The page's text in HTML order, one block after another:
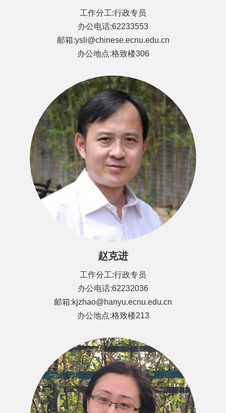
工作分工:行政专员
办公电话:62233553
邮箱:ysli@chinese.ecnu.edu.cn
办公地点:格致楼306
赵克进
工作分工:行政专员
办公电话:62232036
邮箱:kjzhao@hanyu.ecnu.edu.cn
办公地点:格致楼213